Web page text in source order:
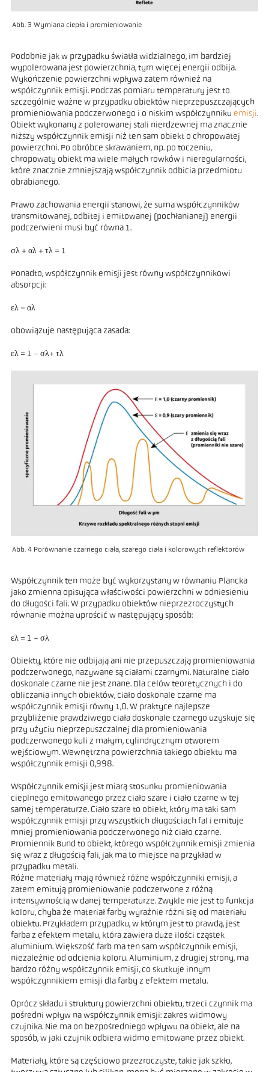
Abb. 3 Wymiana ciepła i promieniowanie
Podobnie jak w przypadku światła widzialnego, im bardziej
wypolerowana jest powierzchnia, tym więcej energii odbija.
Wykończenie powierzchni wpływa zatem również na
współczynnik emisji. Podczas pomiaru temperatury jest to
szczególnie ważne w przypadku obiektów nieprzepuszczających
promieniowania podczerwonego i o niskim współczynniku emisji.
Obiekt wykonany z polerowanej stali nierdzewnej ma znacznie
niższy współczynnik emisji niż ten sam obiekt o chropowatej
powierzchni. Po obróbce skrawaniem, np. po toczeniu,
chropowaty obiekt ma wiele małych rowków i nieregularności,
które znacznie zmniejszają współczynnik odbicia przedmiotu
obrabianego.
Prawo zachowania energii stanowi, że suma współczynników
transmitowanej, odbitej i emitowanej (pochłanianej) energii
podczerwieni musi być równa 1.
σλ + αλ + τλ = 1
Ponadto, współczynnik emisji jest równy współczynnikowi
absorpcji:
ελ = αλ
obowiązuje następująca zasada:
ελ = 1 - σλ+ τλ
Abb. 4 Porównanie czarnego ciała, szarego ciała i kolorowych reflektorów
Współczynnik ten może być wykorzystany w równaniu Plancka
jako zmienna opisująca właściwości powierzchni w odniesieniu
do długości fali. W przypadku obiektów nieprzezroczystych
równanie można uprościć w następujący sposób:
ελ = 1 - σλ
Obiekty, które nie odbijają ani nie przepuszczają promieniowania
podczerwonego, nazywane są ciałami czarnymi. Naturalne ciało
doskonale czarne nie jest znane. Dla celów teoretycznych i do
obliczania innych obiektów, ciało doskonale czarne ma
współczynnik emisji równy 1,0. W praktyce najlepsze
przybliżenie prawdziwego ciała doskonale czarnego uzyskuje się
przy użyciu nieprzepuszczalnej dla promieniowania
podczerwonego kuli z małym, cylindrycznym otworem
wejściowym. Wewnętrzna powierzchnia takiego obiektu ma
współczynnik emisji 0,998.
Współczynnik emisji jest miarą stosunku promieniowania
cieplnego emitowanego przez ciało szare i ciało czarne w tej
samej temperaturze. Ciało szare to obiekt, który ma taki sam
współczynnik emisji przy wszystkich długościach fal i emituje
mniej promieniowania podczerwonego niż ciało czarne.
Promiennik Bund to obiekt, którego współczynnik emisji zmienia
się wraz z długością fali, jak ma to miejsce na przykład w
przypadku metali.
Różne materiały mają również różne współczynniki emisji, a
zatem emitują promieniowanie podczerwone z różną
intensywnością w danej temperaturze. Zwykle nie jest to funkcja
koloru, chyba że materiał farby wyraźnie różni się od materiału
obiektu. Przykładem przypadku, w którym jest to prawdą, jest
farba z efektem metalu, która zawiera duże ilości cząstek
aluminium. Większość farb ma ten sam współczynnik emisji,
niezależnie od odcienia koloru. Aluminium, z drugiej strony, ma
bardzo różny współczynnik emisji, co skutkuje innym
współczynnikiem emisji dla farby z efektem metalu.
Oprócz składu i struktury powierzchni obiektu, trzeci czynnik ma
pośredni wpływ na współczynnik emisji: zakres widmowy
czujnika. Nie ma on bezpośredniego wpływu na obiekt, ale na
sposób, w jaki czujnik odbiera widmo emitowane przez obiekt.
Materiały, które są częściowo przezroczyste, takie jak szkło,